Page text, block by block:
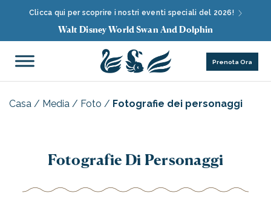
Clicca qui per scoprire i nostri eventi speciali del 2026!
Walt Disney World Swan And Dolphin
Prenota Ora
Casa / Media / Foto / Fotografie dei personaggi
Fotografie Di Personaggi